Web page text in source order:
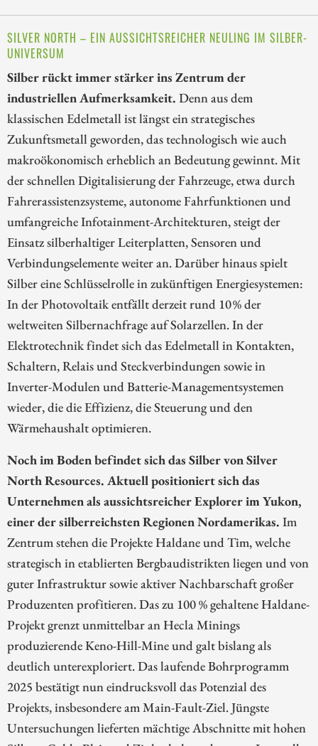
SILVER NORTH – EIN AUSSICHTSREICHER NEULING IM SILBER-
UNIVERSUM
Silber rückt immer stärker ins Zentrum der
industriellen Aufmerksamkeit. Denn aus dem
klassischen Edelmetall ist längst ein strategisches
Zukunftsmetall geworden, das technologisch wie auch
makroökonomisch erheblich an Bedeutung gewinnt. Mit
der schnellen Digitalisierung der Fahrzeuge, etwa durch
Fahrerassistenzsysteme, autonome Fahrfunktionen und
umfangreiche Infotainment-Architekturen, steigt der
Einsatz silberhaltiger Leiterplatten, Sensoren und
Verbindungselemente weiter an. Darüber hinaus spielt
Silber eine Schlüsselrolle in zukünftigen Energiesystemen:
In der Photovoltaik entfällt derzeit rund 10 % der
weltweiten Silbernachfrage auf Solarzellen. In der
Elektrotechnik findet sich das Edelmetall in Kontakten,
Schaltern, Relais und Steckverbindungen sowie in
Inverter-Modulen und Batterie-Managementsystemen
wieder, die die Effizienz, die Steuerung und den
Wärmehaushalt optimieren.
Noch im Boden befindet sich das Silber von Silver
North Resources. Aktuell positioniert sich das
Unternehmen als aussichtsreicher Explorer im Yukon,
einer der silberreichsten Regionen Nordamerikas. Im
Zentrum stehen die Projekte Haldane und Tim, welche
strategisch in etablierten Bergbaudistrikten liegen und von
guter Infrastruktur sowie aktiver Nachbarschaft großer
Produzenten profitieren. Das zu 100 % gehaltene Haldane-
Projekt grenzt unmittelbar an Hecla Minings
produzierende Keno-Hill-Mine und galt bislang als
deutlich unterexploriert. Das laufende Bohrprogramm
2025 bestätigt nun eindrucksvoll das Potenzial des
Projekts, insbesondere am Main-Fault-Ziel. Jüngste
Untersuchungen lieferten mächtige Abschnitte mit hohen